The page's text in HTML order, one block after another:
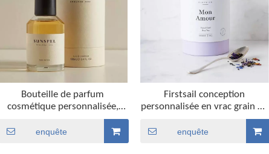
Bouteille de parfum
cosmétique personnalisée,
bouteille d'huile essentielle,
Tube en papier, cylindre rond,
Tubes d'emballage en carton
enquête
Firstsail conception
personnalisée en vrac grain de
thé rond cylindre carton
écologique boîte de qualité
alimentaire paquet de tube de
enquête